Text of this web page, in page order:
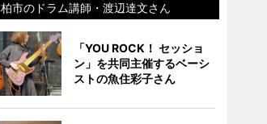
柏市のドラム講師・渡辺達文さん
「YOU ROCK！ セッショ
ン」を共同主催するベーシ
ストの魚住彩子さん